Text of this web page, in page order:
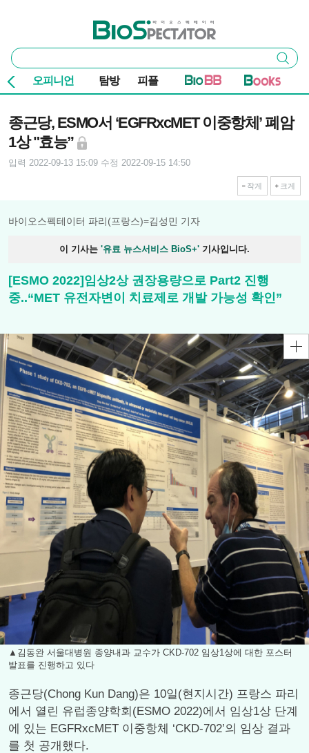
바이오스펙테이터
통
합
검
색
검색
오피니언 탐방 피플
종근당, ESMO서 ‘EGFRxcMET 이중항체’ 폐암
1상 "효능”
입력 2022-09-13 15:09 수정 2022-09-15 14:50
작게 크게
바이오스펙테이터 파리(프랑스)=김성민 기자
이 기사는 '유료 뉴스서비스 BioS+' 기사입니다.
[ESMO 2022]임상2상 권장용량으로 Part2 진행
중..“MET 유전자변이 치료제로 개발 가능성 확인”
▲김동완 서울대병원 종양내과 교수가 CKD-702 임상1상에 대한 포스터
발표를 진행하고 있다
종근당(Chong Kun Dang)은 10일(현지시간) 프랑스 파리
에서 열린 유럽종양학회(ESMO 2022)에서 임상1상 단계
에 있는 EGFRxcMET 이중항체 ‘CKD-702’의 임상 결과
를 첫 공개했다.